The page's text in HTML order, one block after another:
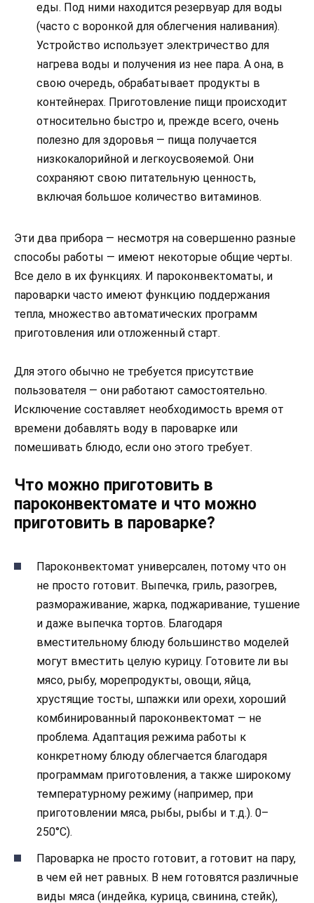
еды. Под ними находится резервуар для воды
(часто с воронкой для облегчения наливания).
Устройство использует электричество для
нагрева воды и получения из нее пара. А она, в
свою очередь, обрабатывает продукты в
контейнерах. Приготовление пищи происходит
относительно быстро и, прежде всего, очень
полезно для здоровья — пища получается
низкокалорийной и легкоусвояемой. Они
сохраняют свою питательную ценность,
включая большое количество витаминов.
Эти два прибора — несмотря на совершенно разные
способы работы — имеют некоторые общие черты.
Все дело в их функциях. И пароконвектоматы, и
пароварки часто имеют функцию поддержания
тепла, множество автоматических программ
приготовления или отложенный старт.
Для этого обычно не требуется присутствие
пользователя — они работают самостоятельно.
Исключение составляет необходимость время от
времени добавлять воду в пароварке или
помешивать блюдо, если оно этого требует.
Что можно приготовить в
пароконвектомате и что можно
приготовить в пароварке?
Пароконвектомат универсален, потому что он
не просто готовит. Выпечка, гриль, разогрев,
размораживание, жарка, поджаривание, тушение
и даже выпечка тортов. Благодаря
вместительному блюду большинство моделей
могут вместить целую курицу. Готовите ли вы
мясо, рыбу, морепродукты, овощи, яйца,
хрустящие тосты, шпажки или орехи, хороший
комбинированный пароконвектомат — не
проблема. Адаптация режима работы к
конкретному блюду облегчается благодаря
программам приготовления, а также широкому
температурному режиму (например, при
приготовлении мяса, рыбы, рыбы и т.д.). 0–
250°C).
Пароварка не просто готовит, а готовит на пару,
в чем ей нет равных. В нем готовятся различные
виды мяса (индейка, курица, свинина, стейк),